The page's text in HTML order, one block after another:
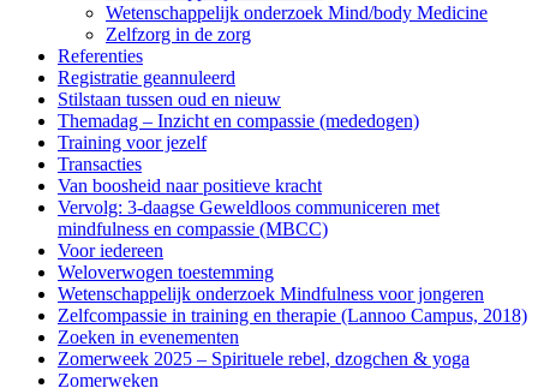
Wetenschappelijk onderzoek Mind/body Medicine
Zelfzorg in de zorg
Referenties
Registratie geannuleerd
Stilstaan tussen oud en nieuw
Themadag – Inzicht en compassie (mededogen)
Training voor jezelf
Transacties
Van boosheid naar positieve kracht
Vervolg: 3-daagse Geweldloos communiceren met
mindfulness en compassie (MBCC)
Voor iedereen
Weloverwogen toestemming
Wetenschappelijk onderzoek Mindfulness voor jongeren
Zelfcompassie in training en therapie (Lannoo Campus, 2018)
Zoeken in evenementen
Zomerweek 2025 – Spirituele rebel, dzogchen & yoga
Zomerweken